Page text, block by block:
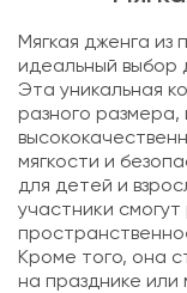
Мягкая дженга из
идеальный выбор
Эта уникальная
разного размера,
мягкости и
для детей и
участники
Кроме того, она
на празднике